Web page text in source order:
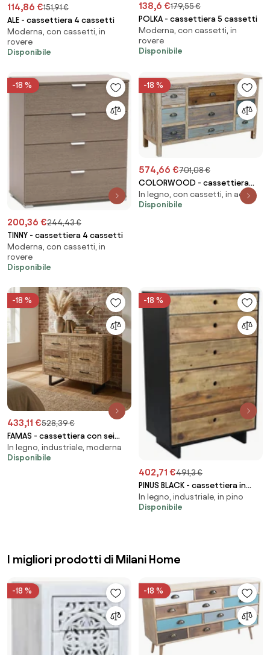
114,86 €151,91 €
ALE - cassettiera 4 cassetti
Moderna, con cassetti, in
rovere
Disponibile
138,6 €179,55 €
POLKA - cassettiera 5 cassetti
Moderna, con cassetti, in
rovere
Disponibile
-18 %
200,36 €244,43 €
TINNY - cassettiera 4 cassetti
Moderna, con cassetti, in
rovere
Disponibile
-18 %
574,66 €701,08 €
COLORWOOD - cassettiera
nove cassetti in legno colorato
da 130 cm
In legno, con cassetti, in acero
Disponibile
-18 %
433,11 €528,39 €
FAMAS - cassettiera con sei
cassetti in legno
In legno, industriale, moderna
Disponibile
-18 %
402,71 €491,3 €
PINUS BLACK - cassettiera in
pino riciclato
In legno, industriale, in pino
Disponibile
I migliori prodotti di Milani Home
-18 % -18 %